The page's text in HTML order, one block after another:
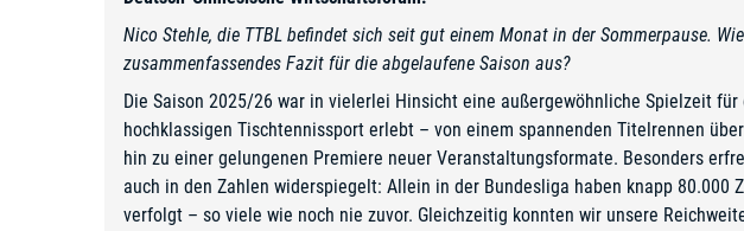
Nico Stehle, die TTBL befindet sich seit gut einem Monat in der Sommerpause.
zusammenfassendes Fazit für die abgelaufene Saison aus?
Die Saison 2025/26 war in vielerlei Hinsicht eine außergewöhnliche Spielzeit
hochklassigen Tischtennissport erlebt – von einem spannenden Titelrennen
hin zu einer gelungenen Premiere neuer Veranstaltungsformate. Besonders
auch in den Zahlen widerspiegelt: Allein in der Bundesliga haben knapp 80.000
verfolgt – so viele wie noch nie zuvor. Gleichzeitig konnten wir unsere